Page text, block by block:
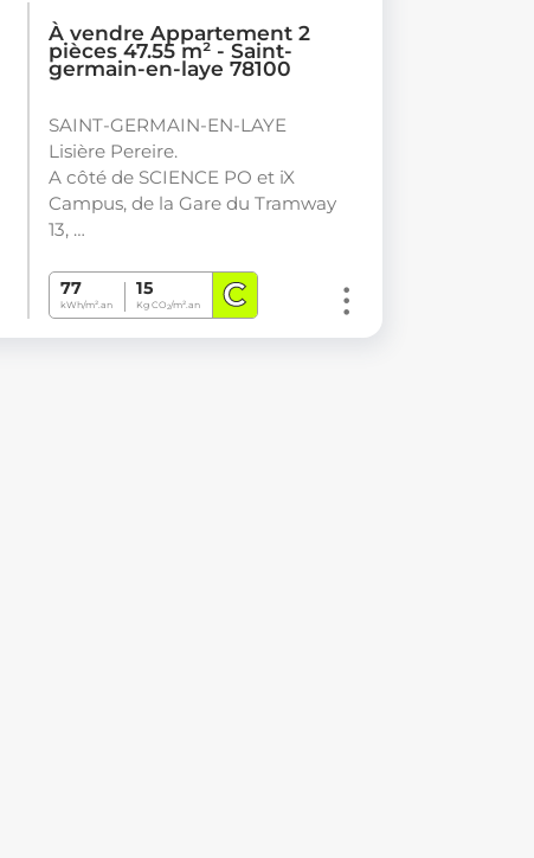
À vendre Appartement 2
pièces 47.55 m² - Saint-
germain-en-laye 78100
SAINT-GERMAIN-EN-LAYE
Lisière Pereire.
A côté de SCIENCE PO et iX
Campus, de la Gare du Tramway
13, …
77
kWh/m².an
15
Kg CO2/m².an C